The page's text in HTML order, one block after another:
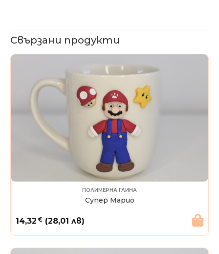
Свързани продукти
ПОЛИМЕРНА ГЛИНА
Супер Марио
14,32 € (28,01 лв)